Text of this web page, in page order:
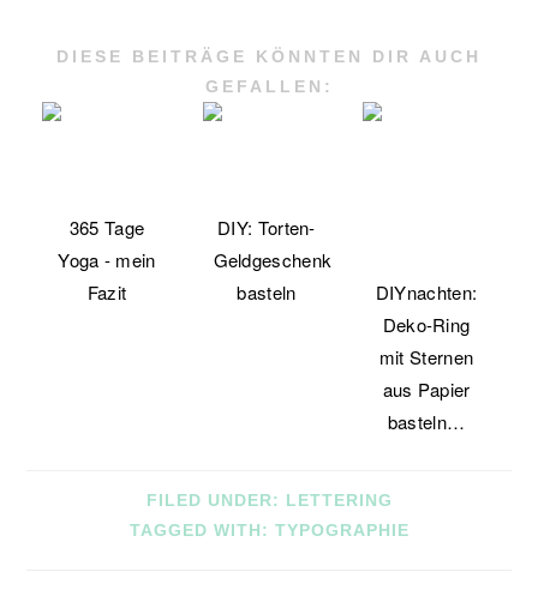
DIESE BEITRÄGE KÖNNTEN DIR AUCH
GEFALLEN:
365 Tage
Yoga - mein
Fazit
DIY: Torten-
Geldgeschenk
basteln
DIYnachten:
Deko-Ring
mit Sternen
aus Papier
basteln…
FILED UNDER: LETTERING
TAGGED WITH: TYPOGRAPHIE